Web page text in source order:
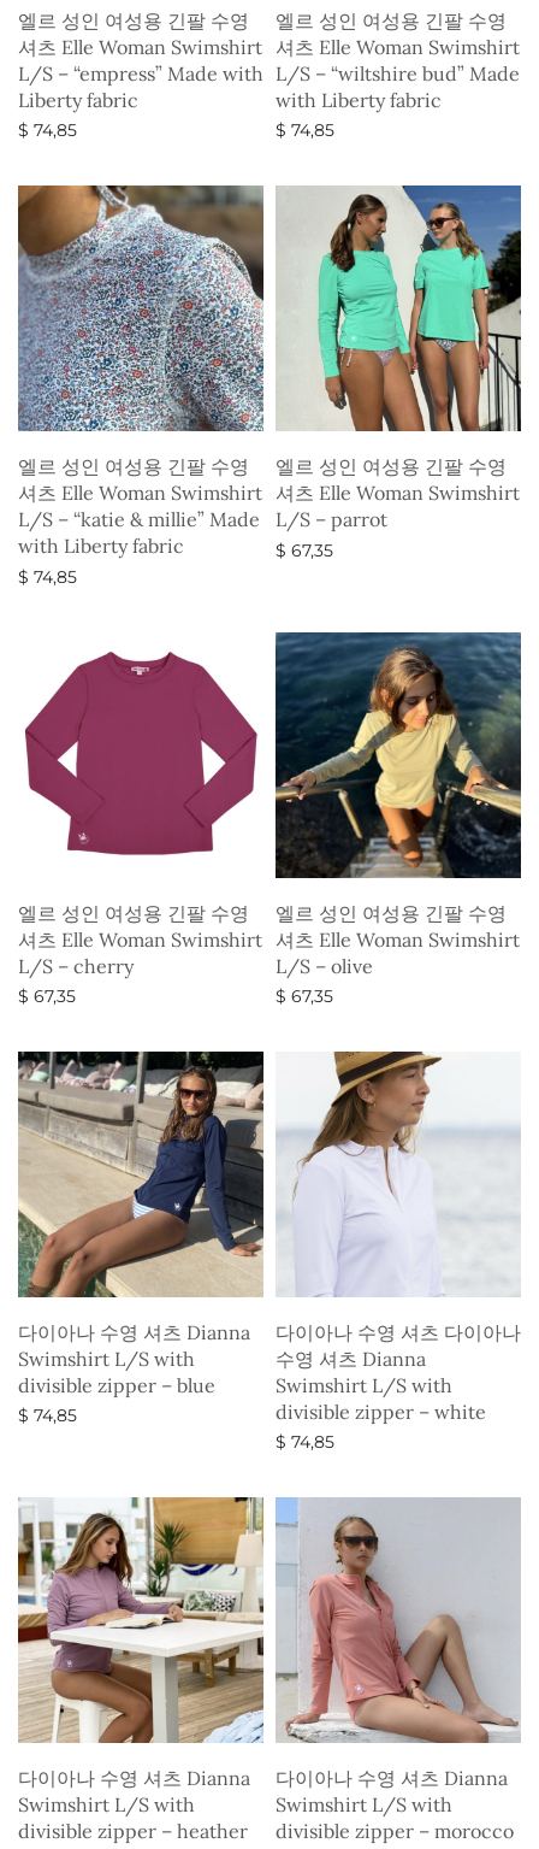
엘르 성인 여성용 긴팔 수영
셔츠 Elle Woman Swimshirt
L/S – “empress” Made with
Liberty fabric
$ 74,85
엘르 성인 여성용 긴팔 수영
셔츠 Elle Woman Swimshirt
L/S – “wiltshire bud” Made
with Liberty fabric
$ 74,85
엘르 성인 여성용 긴팔 수영
셔츠 Elle Woman Swimshirt
L/S – “katie & millie” Made
with Liberty fabric
$ 74,85
엘르 성인 여성용 긴팔 수영
셔츠 Elle Woman Swimshirt
L/S – parrot
$ 67,35
엘르 성인 여성용 긴팔 수영
셔츠 Elle Woman Swimshirt
L/S – cherry
$ 67,35
엘르 성인 여성용 긴팔 수영
셔츠 Elle Woman Swimshirt
L/S – olive
$ 67,35
다이아나 수영 셔츠 Dianna
Swimshirt L/S with
divisible zipper – blue
$ 74,85
다이아나 수영 셔츠 다이아나
수영 셔츠 Dianna
Swimshirt L/S with
divisible zipper – white
$ 74,85
다이아나 수영 셔츠 Dianna
Swimshirt L/S with
divisible zipper – heather
다이아나 수영 셔츠 Dianna
Swimshirt L/S with
divisible zipper – morocco